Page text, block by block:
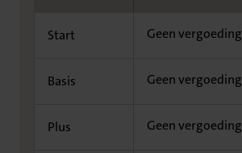
Start Geen vergoeding
Basis Geen vergoeding
Plus Geen vergoeding